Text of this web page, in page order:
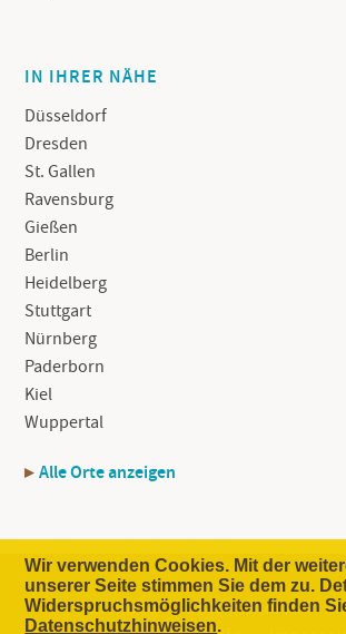
IN IHRER NÄHE
Düsseldorf
Dresden
St. Gallen
Ravensburg
Gießen
Berlin
Heidelberg
Stuttgart
Nürnberg
Paderborn
Kiel
Wuppertal
Alle Orte anzeigen
Die Idee Unternehmen
Wir verwenden Cookies. Mit der
unserer Seite stimmen Sie dem zu.
Widerspruchsmöglichkeiten finden
Datenschutzhinweisen.